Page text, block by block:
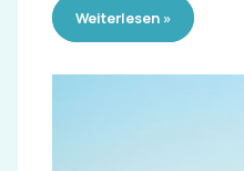
Weiterlesen »